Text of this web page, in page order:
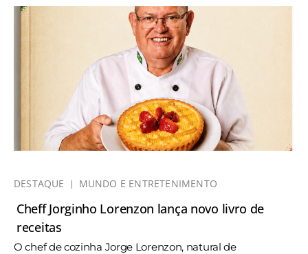
DESTAQUE MUNDO E ENTRETENIMENTO
Cheff Jorginho Lorenzon lança novo livro de
receitas
O chef de cozinha Jorge Lorenzon, natural de